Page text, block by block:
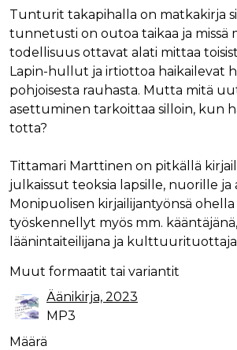
Tunturit takapihalla on matkakirja
tunnetusti on outoa taikaa ja missä
todellisuus ottavat alati mittaa
Lapin-hullut ja irtiottoa haikailevat
pohjoisesta rauhasta. Mutta mitä
asettuminen tarkoittaa silloin, kun
totta?
Tittamari Marttinen on pitkällä
julkaissut teoksia lapsille, nuorille ja
Monipuolisen kirjailijantyönsä
työskennellyt myös mm.
läänintaiteilijana ja
Muut formaatit tai variantit
Äänikirja, 2023
MP3
Määrä